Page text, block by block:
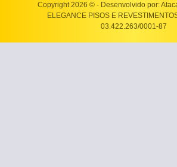
Copyright 2026 © - Desenvolvido por:
ELEGANCE PISOS E
03.422.263/0001-87